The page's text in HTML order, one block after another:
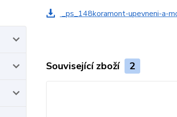
_ps_148koramont-upevneni-a-
Související zboží 2